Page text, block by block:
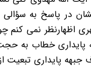
در پاسخ به
نمی کنم
خطاب به حجت
پایداری تبعیت